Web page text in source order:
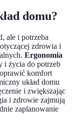
domu?
ale i potrzeba
zdrowia i
Ergonomia
i życia do potrzeb
komfort
układ domu
i zwiększając
i zdrowie zajmują
zaplanowanie